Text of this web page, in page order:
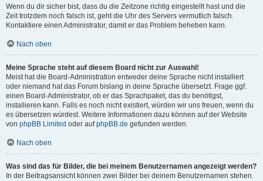
Wenn du dir sicher bist, dass du die Zeitzone richtig eingestellt hast und die
Zeit trotzdem noch falsch ist, geht die Uhr des Servers vermutlich falsch.
Kontaktiere einen Administrator, damit er das Problem beheben kann.
Nach oben
Meine Sprache steht auf diesem Board nicht zur Auswahl!
Meist hat die Board-Administration entweder deine Sprache nicht installiert
oder niemand hat das Forum bislang in deine Sprache übersetzt. Frage ggf.
einen Board-Administrator, ob er das Sprachpaket, das du benötigst,
installieren kann. Falls es noch nicht existiert, würden wir uns freuen, wenn du
es übersetzen würdest. Weitere Informationen dazu können auf der Website
von phpBB Limited oder aufphpBB.de gefunden werden.
Nach oben
Was sind das für Bilder, die bei meinem Benutzernamen angezeigt werden?
In der Beitragsansicht können zwei Bilder bei deinem Benutzernamen stehen.